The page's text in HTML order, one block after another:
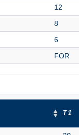
12
8
6
FOR
T1